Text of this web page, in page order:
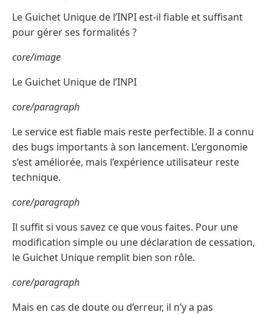
Le Guichet Unique de l’INPI est-il fiable et suffisant
pour gérer ses formalités ?
core/image
Le Guichet Unique de l’INPI
core/paragraph
Le service est fiable mais reste perfectible. Il a connu
des bugs importants à son lancement. L’ergonomie
s’est améliorée, mais l’expérience utilisateur reste
technique.
core/paragraph
Il suffit si vous savez ce que vous faites. Pour une
modification simple ou une déclaration de cessation,
le Guichet Unique remplit bien son rôle.
core/paragraph
Mais en cas de doute ou d’erreur, il n’y a pas